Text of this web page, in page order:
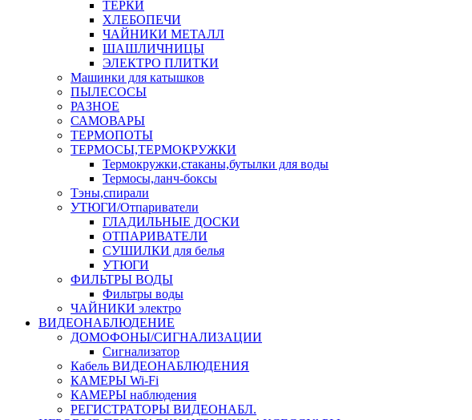
ТЕРКИ
ХЛЕБОПЕЧИ
ЧАЙНИКИ МЕТАЛЛ
ШАШЛИЧНИЦЫ
ЭЛЕКТРО ПЛИТКИ
Машинки для катышков
ПЫЛЕСОСЫ
РАЗНОЕ
САМОВАРЫ
ТЕРМОПОТЫ
ТЕРМОСЫ,ТЕРМОКРУЖКИ
Термокружки,стаканы,бутылки для воды
Термосы,ланч-боксы
Тэны,спирали
УТЮГИ/Отпариватели
ГЛАДИЛЬНЫЕ ДОСКИ
ОТПАРИВАТЕЛИ
СУШИЛКИ для белья
УТЮГИ
ФИЛЬТРЫ ВОДЫ
Фильтры воды
ЧАЙНИКИ электро
ВИДЕОНАБЛЮДЕНИЕ
ДОМОФОНЫ/СИГНАЛИЗАЦИИ
Сигнализатор
Кабель ВИДЕОНАБЛЮДЕНИЯ
КАМЕРЫ Wi-Fi
КАМЕРЫ наблюдения
РЕГИСТРАТОРЫ ВИДЕОНАБЛ.